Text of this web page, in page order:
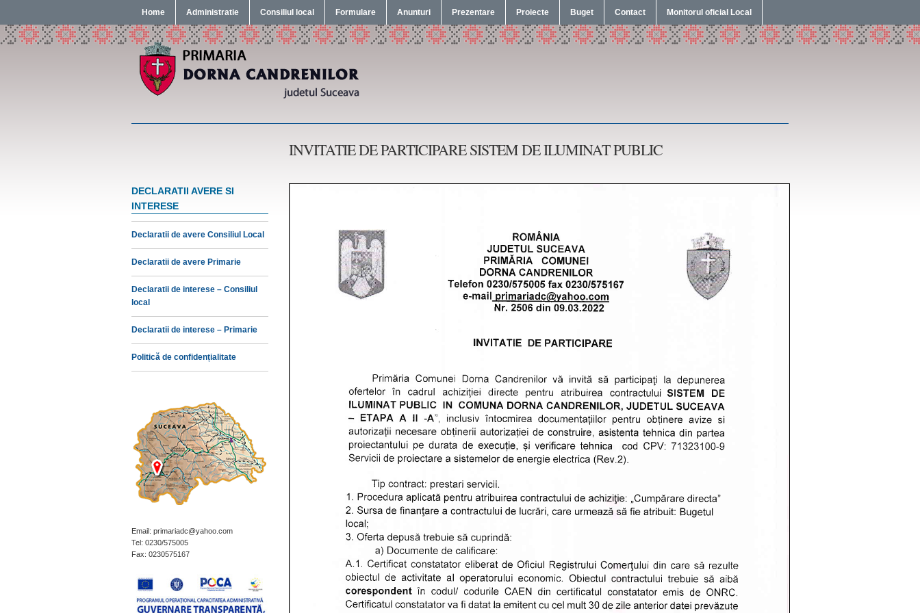
Home Administratie Consiliul local Formulare Anunturi Prezentare Proiecte Buget Contact Monitorul oficial Local
INVITATIE DE PARTICIPARE SISTEM DE ILUMINAT PUBLIC
DECLARATII AVERE SI
INTERESE
Declaratii de avere Consiliul Local
Declaratii de avere Primarie
Declaratii de interese – Consiliul
local
Declaratii de interese – Primarie
Politică de confidențialitate
Email: primariadc@yahoo.com
Tel: 0230/575005
Fax: 0230575167